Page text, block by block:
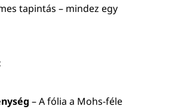
tapintás – mindez egy
– A fólia a Mohs-féle